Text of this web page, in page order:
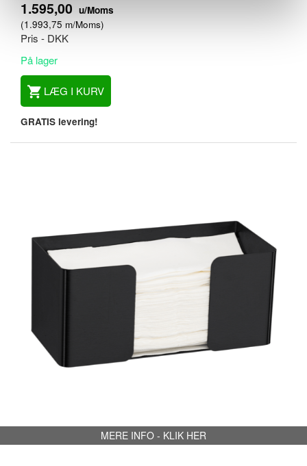
1.595,00 u/Moms
(1.993,75 m/Moms)
Pris - DKK
På lager
LÆG I KURV
GRATIS levering!
MERE INFO - KLIK HER